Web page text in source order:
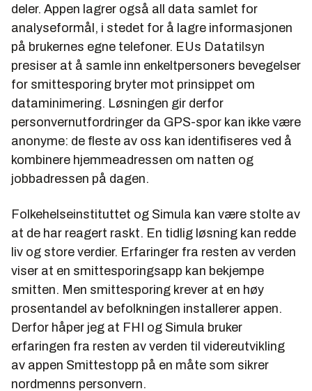
deler. Appen lagrer også all data samlet for
analyseformål, i stedet for å lagre informasjonen
på brukernes egne telefoner. EUs Datatilsyn
presiser at å samle inn enkeltpersoners bevegelser
for smittesporing bryter mot prinsippet om
dataminimering. Løsningen gir derfor
personvernutfordringer da GPS-spor kan ikke være
anonyme: de fleste av oss kan identifiseres ved å
kombinere hjemmeadressen om natten og
jobbadressen på dagen.
Folkehelseinstituttet og Simula kan være stolte av
at de har reagert raskt. En tidlig løsning kan redde
liv og store verdier. Erfaringer fra resten av verden
viser at en smittesporingsapp kan bekjempe
smitten. Men smittesporing krever at en høy
prosentandel av befolkningen installerer appen.
Derfor håper jeg at FHI og Simula bruker
erfaringen fra resten av verden til videreutvikling
av appen Smittestopp på en måte som sikrer
nordmenns personvern.